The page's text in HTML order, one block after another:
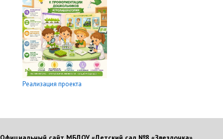
Реализация проекта